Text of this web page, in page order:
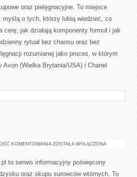
oraz pielęgnacyjne. To miejsce
myślą o tych, którzy lubią wiedzieć, co
cerę, jak działają komponenty formuł i jak
rytuał bez chaosu oraz bez
rozumianej jako proces, w którym
(Wielka Brytania/USA) i Chanel
KOMENTOWANIA STATYSTYKI
ZOSTAŁA WYŁĄCZONA
to serwis informacyjny poświęcony
oraz skupu surowców wtórnych. To